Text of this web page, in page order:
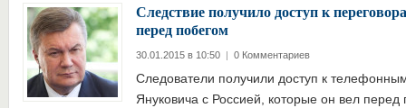
Следствие получило доступ к
перед побегом
30.01.2015 в 10:50 | 0 Комментариев
Следователи получили доступ к
Януковича с Россией, которые он вел